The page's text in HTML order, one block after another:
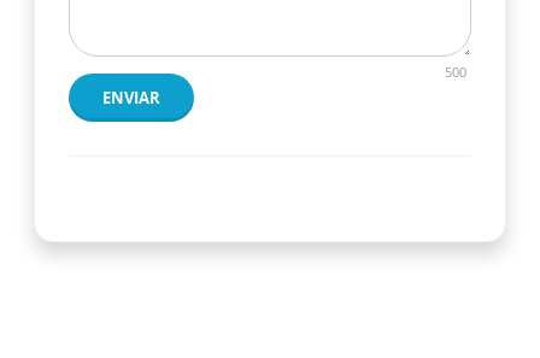
500
ENVIAR